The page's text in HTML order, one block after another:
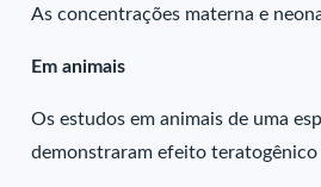
As concentrações materna e
Em animais
Os estudos em animais de uma
demonstraram efeito teratogênico